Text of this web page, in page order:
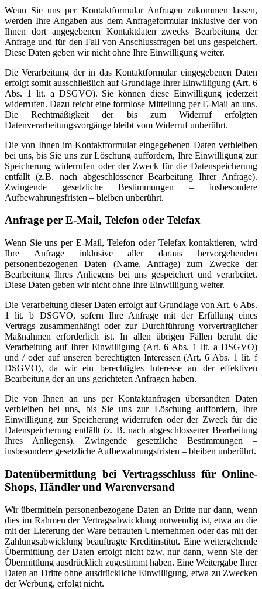
Wenn Sie uns per Kontaktformular Anfragen zukommen lassen,
werden Ihre Angaben aus dem Anfrageformular inklusive der von
Ihnen dort angegebenen Kontaktdaten zwecks Bearbeitung der
Anfrage und für den Fall von Anschlussfragen bei uns gespeichert.
Diese Daten geben wir nicht ohne Ihre Einwilligung weiter.
Die Verarbeitung der in das Kontaktformular eingegebenen Daten
erfolgt somit ausschließlich auf Grundlage Ihrer Einwilligung (Art. 6
Abs. 1 lit. a DSGVO). Sie können diese Einwilligung jederzeit
widerrufen. Dazu reicht eine formlose Mitteilung per E-Mail an uns.
Die Rechtmäßigkeit der bis zum Widerruf erfolgten
Datenverarbeitungsvorgänge bleibt vom Widerruf unberührt.
Die von Ihnen im Kontaktformular eingegebenen Daten verbleiben
bei uns, bis Sie uns zur Löschung auffordern, Ihre Einwilligung zur
Speicherung widerrufen oder der Zweck für die Datenspeicherung
entfällt (z.B. nach abgeschlossener Bearbeitung Ihrer Anfrage).
Zwingende gesetzliche Bestimmungen – insbesondere
Aufbewahrungsfristen – bleiben unberührt.
Anfrage per E-Mail, Telefon oder Telefax
Wenn Sie uns per E-Mail, Telefon oder Telefax kontaktieren, wird
Ihre Anfrage inklusive aller daraus hervorgehenden
personenbezogenen Daten (Name, Anfrage) zum Zwecke der
Bearbeitung Ihres Anliegens bei uns gespeichert und verarbeitet.
Diese Daten geben wir nicht ohne Ihre Einwilligung weiter.
Die Verarbeitung dieser Daten erfolgt auf Grundlage von Art. 6 Abs.
1 lit. b DSGVO, sofern Ihre Anfrage mit der Erfüllung eines
Vertrags zusammenhängt oder zur Durchführung vorvertraglicher
Maßnahmen erforderlich ist. In allen übrigen Fällen beruht die
Verarbeitung auf Ihrer Einwilligung (Art. 6 Abs. 1 lit. a DSGVO)
und / oder auf unseren berechtigten Interessen (Art. 6 Abs. 1 lit. f
DSGVO), da wir ein berechtigtes Interesse an der effektiven
Bearbeitung der an uns gerichteten Anfragen haben.
Die von Ihnen an uns per Kontaktanfragen übersandten Daten
verbleiben bei uns, bis Sie uns zur Löschung auffordern, Ihre
Einwilligung zur Speicherung widerrufen oder der Zweck für die
Datenspeicherung entfällt (z. B. nach abgeschlossener Bearbeitung
Ihres Anliegens). Zwingende gesetzliche Bestimmungen –
insbesondere gesetzliche Aufbewahrungsfristen – bleiben unberührt.
Datenübermittlung bei Vertragsschluss für Online-
Shops, Händler und Warenversand
Wir übermitteln personenbezogene Daten an Dritte nur dann, wenn
dies im Rahmen der Vertragsabwicklung notwendig ist, etwa an die
mit der Lieferung der Ware betrauten Unternehmen oder das mit der
Zahlungsabwicklung beauftragte Kreditinstitut. Eine weitergehende
Übermittlung der Daten erfolgt nicht bzw. nur dann, wenn Sie der
Übermittlung ausdrücklich zugestimmt haben. Eine Weitergabe Ihrer
Daten an Dritte ohne ausdrückliche Einwilligung, etwa zu Zwecken
der Werbung, erfolgt nicht.